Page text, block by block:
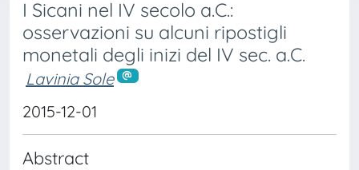
I Sicani nel IV secolo a.C.:
osservazioni su alcuni ripostigli
monetali degli inizi del IV sec. a.C.
Lavinia Sole
2015-12-01
Abstract